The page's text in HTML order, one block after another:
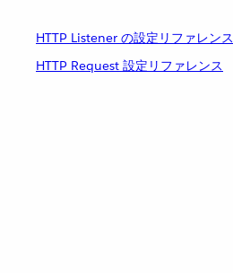
HTTP Listener の設定リファレンス
HTTP Request 設定リファレンス